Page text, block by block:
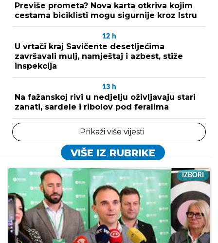
Previše prometa? Nova karta otkriva kojim
cestama biciklisti mogu sigurnije kroz Istru
12 h
U vrtači kraj Savičente desetljećima
završavali mulj, namještaj i azbest, stiže
inspekcija
13 h
Na fažanskoj rivi u nedjelju oživljavaju stari
zanati, sardele i ribolov pod feralima
Prikaži više vijesti
VIŠE IZ RUBRIKE
IZBORI